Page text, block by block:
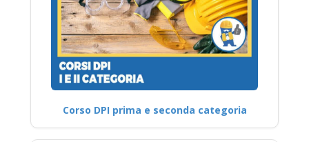
Corso DPI prima e seconda categoria